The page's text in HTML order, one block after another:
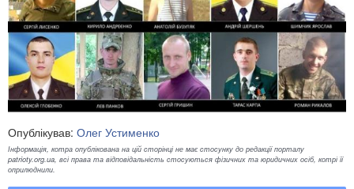
Опублікував: Олег Устименко
Інформація, котра опублікована на цій сторінці не має стосунку до редакції порталу
patrioty.org.ua, всі права та відповідальність стосуються фізичних та юридичних осіб, котрі її
оприлюднили.